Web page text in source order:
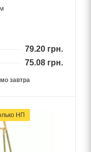
79.20 грн.
75.08 грн.
завтра
НП